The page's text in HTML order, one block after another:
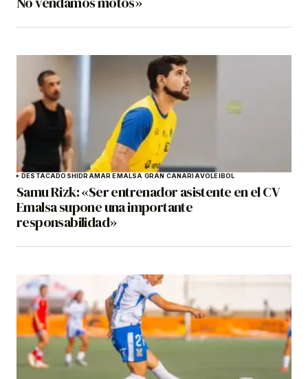
DESTACADOSHIDRAMAR EMALSA GRAN CANARIAVOLEIBOL
Samu Rizk: «Ser entrenador asistente en el CV
Emalsa supone una importante
responsabilidad»